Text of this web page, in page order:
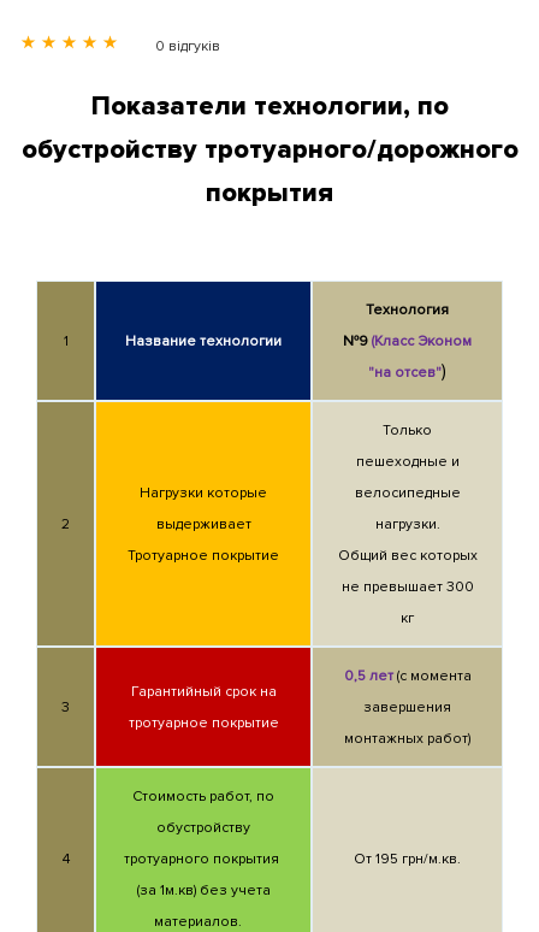
Галерея
0 відгуків
Показатели технологии, по
обустройству тротуарного/дорожного
покрытия
1 Название технологии
Технология
№9 (Класс Эконом
"на отсев")
2
Нагрузки которые
выдерживает
Тротуарное покрытие
Только
пешеходные и
велосипедные
нагрузки.
Общий вес которых
не превышает 300
кг
3
Гарантийный срок на
тротуарное покрытие
0,5 лет(с момента
завершения
монтажных работ)
4
Стоимость работ, по
обустройству
тротуарного покрытия
(за 1м.кв) без учета
материалов.
От 195 грн/м.кв.